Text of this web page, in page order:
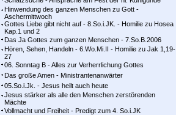
Hinwendung des ganzen Menschen zu Gott -
Aschermittwoch
Gottes Liebe gibt nicht auf - 8.So.i.JK. - Homilie zu Hosea
Kap.1 und 2
Das Ja Gottes zum ganzen Menschen - 7.So.B.2006
Hören, Sehen, Handeln - 6.Wo.Mi.II - Homilie zu Jak 1,19-
27
06. Sonntag B - Alles zur Verherrlichung Gottes
Das große Amen - Ministrantenanwärter
05.So.i.Jk. - Jesus heilt auch heute
Jesus stärker als alle den Menschen zerstörenden
Mächte
Vollmacht und Freiheit - Predigt zum 4. So.i.JK